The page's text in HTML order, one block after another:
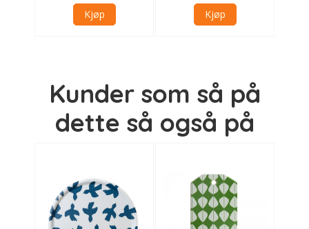
Kjøp Kjøp
Kunder som så på
dette så også på